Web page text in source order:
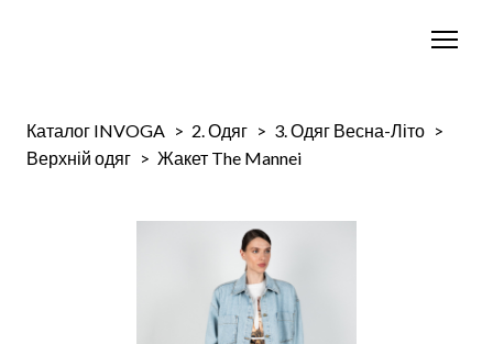
Каталог INVOGA 2. Одяг
3. Одяг Весна-Літо
Верхній одяг
Жакет The Mannei